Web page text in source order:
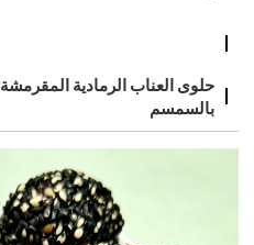
حلوى العناب الرمادية
بالسمسم